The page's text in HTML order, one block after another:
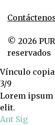
© 2026
reservados
Vínculo
3/9
Lorem
elit.
Ant Sig